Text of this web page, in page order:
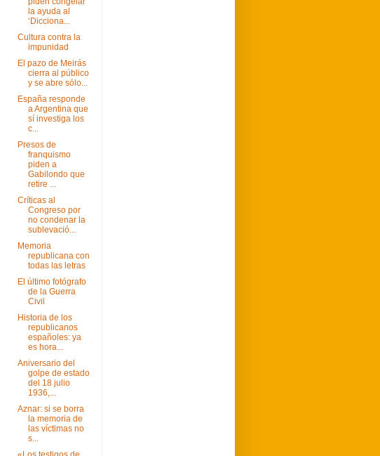
la ayuda al
‘Dicciona...
Cultura contra la
impunidad
El pazo de Meirás
cierra al público
y se abre sólo...
España responde
a Argentina que
sí investiga los
c...
Presos de
franquismo
piden a
Gabilondo que
retire ...
Críticas al
Congreso por
no condenar la
sublevació...
Memoria
republicana con
todas las letras
El último fotógrafo
de la Guerra
Civil
Historia de los
republicanos
españoles: ya
es hora...
Aniversario del
golpe de estado
del 18 julio
1936,...
Aznar: si se borra
la memoria de
las víctimas no
s...